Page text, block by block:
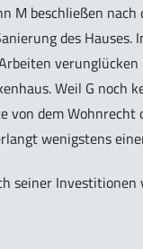
M beschließen nach
des Hauses.
Weil G noch
von dem
wenigstens
seiner Investitionen